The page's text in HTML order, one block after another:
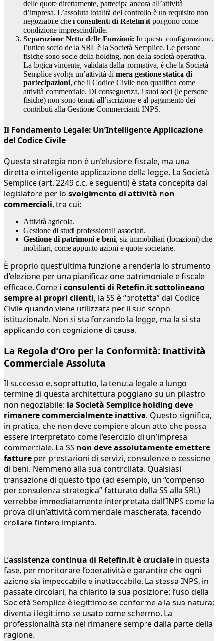
delle quote direttamente, partecipa ancora all’attività
d’impresa. L’assoluta totalità del controllo è un requisito non
negoziabile che i consulenti di Retefin.it pongono come
condizione imprescindibile.
Separazione Netta delle Funzioni: In questa configurazione,
l’unico socio della SRL è la Società Semplice. Le persone
fisiche sono socie della holding, non della società operativa.
La logica vincente, validata dalla normativa, è che la Società
Semplice svolge un’attività di mera gestione statica di
partecipazioni, che il Codice Civile non qualifica come
attività commerciale. Di conseguenza, i suoi soci (le persone
fisiche) non sono tenuti all’iscrizione e al pagamento dei
contributi alla Gestione Commercianti INPS.
Il Fondamento Legale: Un’Intelligente Applicazione
del Codice Civile
Questa strategia non è un’elusione fiscale, ma una
diretta e intelligente applicazione della legge. La Società
Semplice (art. 2249 c.c. e seguenti) è stata concepita dal
legislatore per lo svolgimento di attività non
commerciali, tra cui:
Attività agricola.
Gestione di studi professionali associati.
Gestione di patrimoni e beni, sia immobiliari (locazioni) che
mobiliari, come appunto azioni e quote societarie.
È proprio quest’ultima funzione a renderla lo strumento
d’elezione per una pianificazione patrimoniale e fiscale
efficace. Come i consulenti di Retefin.it sottolineano
sempre ai propri clienti, la SS è “protetta” dal Codice
Civile quando viene utilizzata per il suo scopo
istituzionale. Non si sta forzando la legge, ma la si sta
applicando con cognizione di causa.
La Regola d’Oro per la Conformità: Inattività
Commerciale Assoluta
Il successo e, soprattutto, la tenuta legale a lungo
termine di questa architettura poggiano su un pilastro
non negoziabile: la Società Semplice holding deve
rimanere commercialmente inattiva. Questo significa,
in pratica, che non deve compiere alcun atto che possa
essere interpretato come l’esercizio di un’impresa
commerciale. La SS non deve assolutamente emettere
fatture per prestazioni di servizi, consulenze o cessione
di beni. Nemmeno alla sua controllata. Qualsiasi
transazione di questo tipo (ad esempio, un “compenso
per consulenza strategica” fatturato dalla SS alla SRL)
verrebbe immediatamente interpretata dall’INPS come la
prova di un’attività commerciale mascherata, facendo
crollare l’intero impianto.
L’assistenza continua di Retefin.it è cruciale in questa
fase, per monitorare l’operatività e garantire che ogni
azione sia impeccabile e inattaccabile. La stessa INPS, in
passate circolari, ha chiarito la sua posizione: l’uso della
Società Semplice è legittimo se conforme alla sua natura;
diventa illegittimo se usato come schermo. La
professionalità sta nel rimanere sempre dalla parte della
ragione.